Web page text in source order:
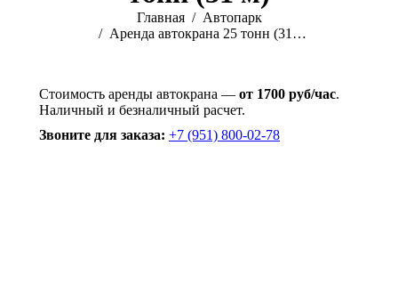
Главная
Автопарк
Аренда автокрана 25 тонн (31…
Стоимость аренды автокрана — от 1700 руб/час.
Наличный и безналичный расчет.
Звоните для заказа: +7 (951) 800-02-78